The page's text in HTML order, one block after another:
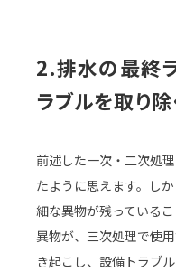
2.排水の最終
ラブルを取り除
前述した一次・二次処
たように思えます。し
細な異物が残っている
異物が、三次処理で使
き起こし、設備トラブ